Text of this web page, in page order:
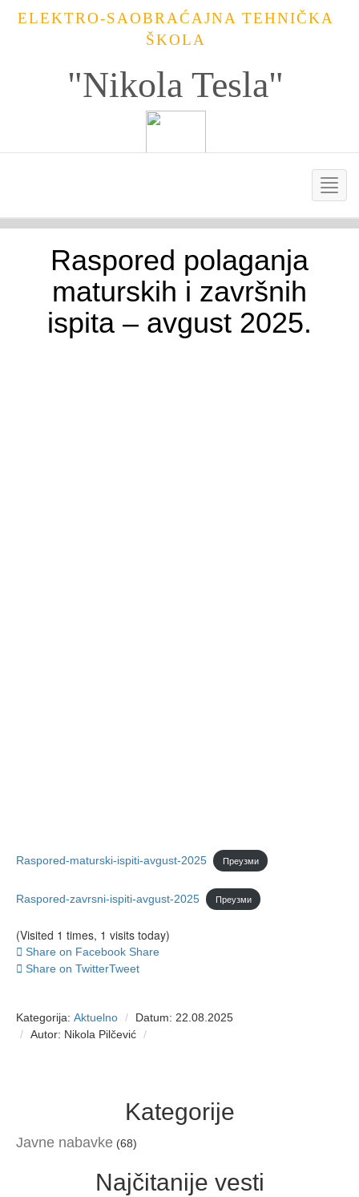
ELEKTRO-SAOBRAĆAJNA TEHNIČKA
ŠKOLA
"Nikola Tesla"
Raspored polaganja
maturskih i završnih
ispita – avgust 2025.
Raspored-maturski-ispiti-avgust-2025 Преузми
Raspored-zavrsni-ispiti-avgust-2025 Преузми
(Visited 1 times, 1 visits today)
Share on Facebook Share
Share on TwitterTweet
Kategorija: Aktuelno
Datum: 22.08.2025
Autor: Nikola Pilčević
Kategorije
Javne nabavke (68)
Najčitanije vesti